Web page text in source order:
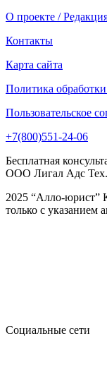
О проекте /
Контакты
Карта сайта
Политика
Пользовательское
+7(800)551-24-06
Бесплатная
ООО Лигал Адс Тех.
2025 “Алло-юрист”
только с указанием
Социальные сети